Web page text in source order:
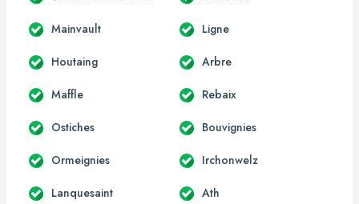
Mainvault Ligne
Houtaing Arbre
Maffle Rebaix
Ostiches Bouvignies
Ormeignies Irchonwelz
Lanquesaint Ath